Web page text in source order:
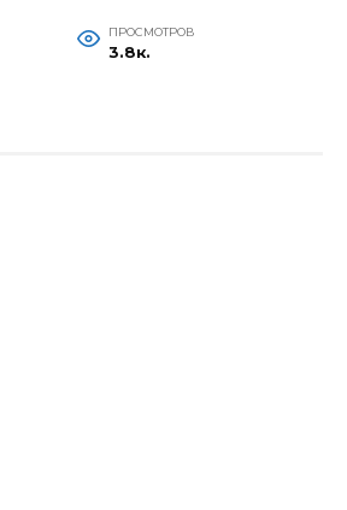
ПРОСМОТРОВ
3.8к.